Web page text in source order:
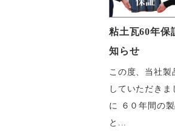
粘土瓦60年保
知らせ
この度、当社製
していただきま
に ６０年間の
と...